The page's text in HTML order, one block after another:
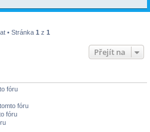
• Stránka 1 z 1
Přejít na
fóru
fóru
fóru